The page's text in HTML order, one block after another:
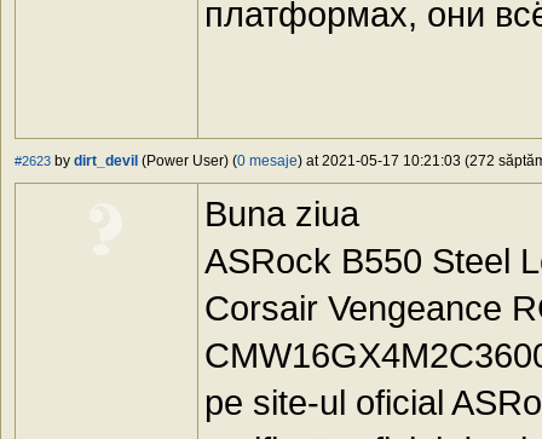
платформах, они
#2623 by dirt_devil (Power User) (0 mesaje) at 2021-05-17 10:21:03 (272
Buna ziua
ASRock B550 Steel
Corsair Vengeance
pe site-ul oficial